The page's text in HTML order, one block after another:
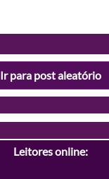
Ir para post aleatório
Leitores online: